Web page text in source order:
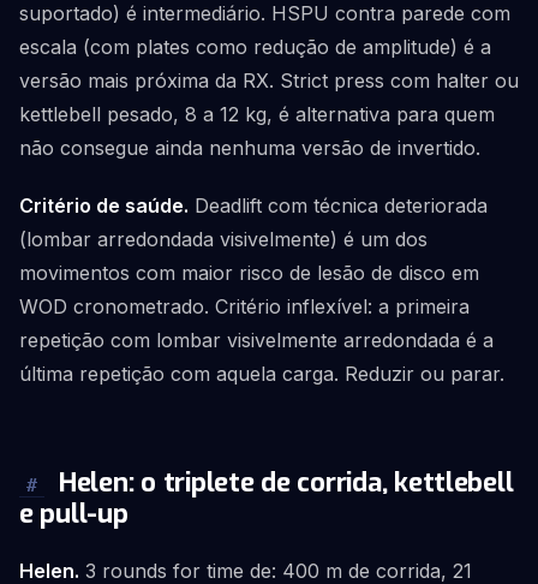
suportado) é intermediário. HSPU contra parede com
escala (com plates como redução de amplitude) é a
versão mais próxima da RX. Strict press com halter ou
kettlebell pesado, 8 a 12 kg, é alternativa para quem
não consegue ainda nenhuma versão de invertido.
Critério de saúde. Deadlift com técnica deteriorada
(lombar arredondada visivelmente) é um dos
movimentos com maior risco de lesão de disco em
WOD cronometrado. Critério inflexível: a primeira
repetição com lombar visivelmente arredondada é a
última repetição com aquela carga. Reduzir ou parar.
#
Helen: o triplete de corrida, kettlebell
e pull-up
Helen. 3 rounds for time de: 400 m de corrida, 21